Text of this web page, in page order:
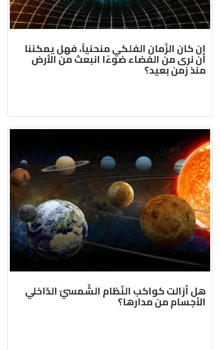
إن كان الزّمان الفلكي منحنياً، فهل يمكننا
أن نرى من الفضاء ضوءًا انبعث من الأرض
منذ زمن بعيد؟
هل أزالت كواكب النّظام الشّمسيّ الدّاخلي
الأجسام من مدارها؟